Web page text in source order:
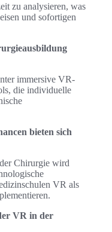
zu analysieren, was
und sofortigen
immersive VR-
die individuelle
bieten sich
Chirurgie wird
VR als
VR in der